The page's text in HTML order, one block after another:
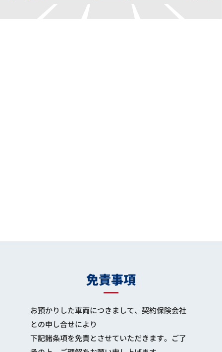
免責事項
お預かりした車両につきまして、契約保険会社
との申し合せにより
下記諸条項を免責とさせていただきます。ご了